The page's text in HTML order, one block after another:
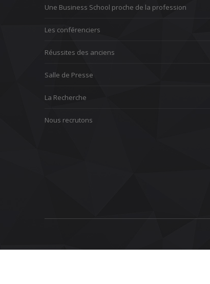
Une Business School proche de la profession
Les conférenciers
Réussites des anciens
Salle de Presse
La Recherche
Nous recrutons